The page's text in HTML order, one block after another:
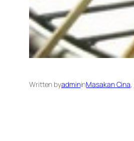
Written byadmininMasakan Cina,